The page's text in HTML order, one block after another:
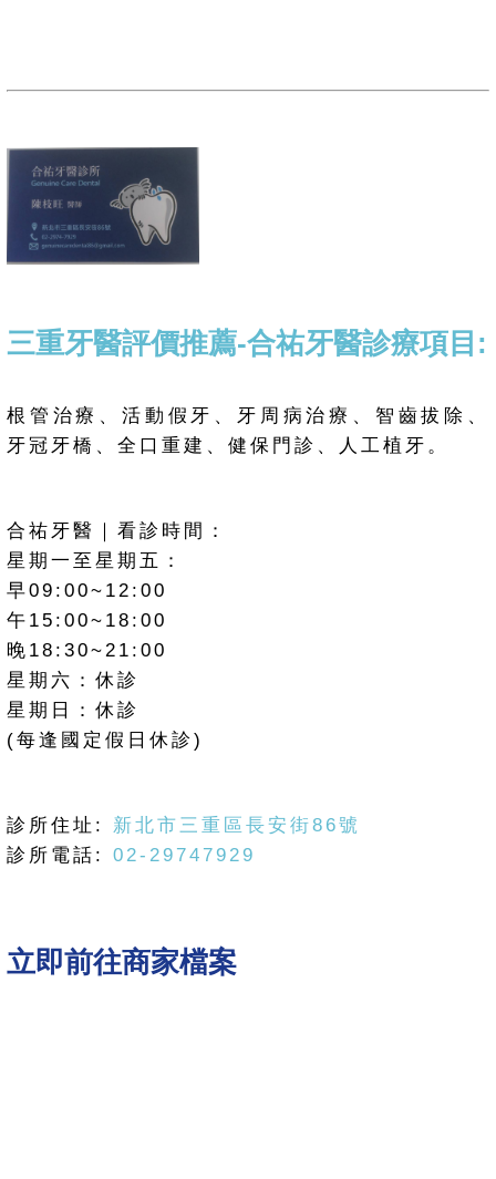
三重牙醫評價推薦-合祐牙醫診療項目:
根管治療、活動假牙、牙周病治療、智齒拔除、
牙冠牙橋、全口重建、健保門診、人工植牙。
合祐牙醫｜看診時間：
星期一至星期五：
早09:00~12:00
午15:00~18:00
晚18:30~21:00
星期六：休診
星期日：休診
(每逢國定假日休診)
診所住址: 新北市三重區長安街86號
診所電話: 02-29747929
立即前往商家檔案